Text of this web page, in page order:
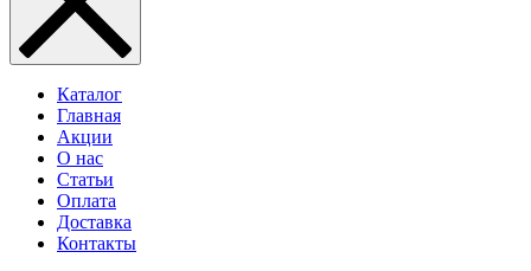
Каталог
Главная
Акции
О нас
Статьи
Оплата
Доставка
Контакты